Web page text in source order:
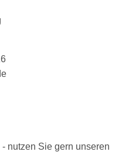
nutzen Sie gern unseren